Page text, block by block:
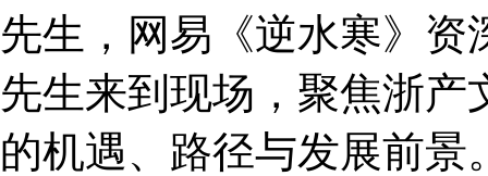
先生，网易《逆水寒》
先生来到现场，聚焦浙产
的机遇、路径与发展前景